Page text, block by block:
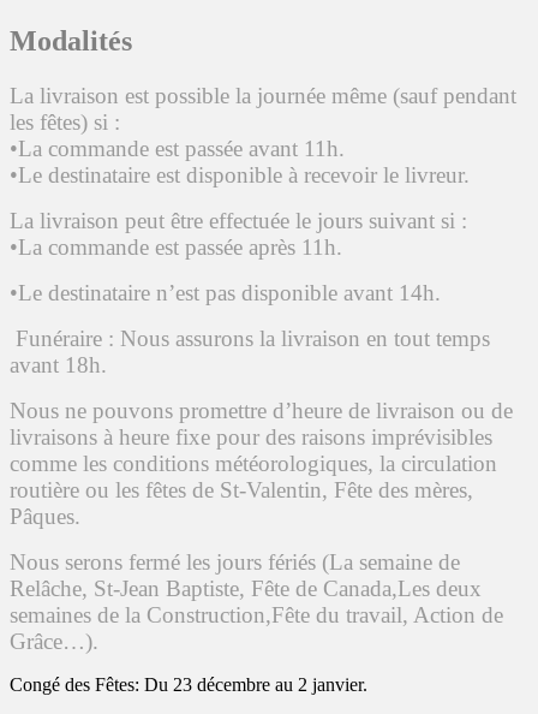
Modalités
La livraison est possible la journée même (sauf pendant
les fêtes) si :
•La commande est passée avant 11h.
•Le destinataire est disponible à recevoir le livreur.
La livraison peut être effectuée le jours suivant si :
•La commande est passée après 11h.
•Le destinataire n’est pas disponible avant 14h.
Funéraire : Nous assurons la livraison en tout temps
avant 18h.
Nous ne pouvons promettre d’heure de livraison ou de
livraisons à heure fixe pour des raisons imprévisibles
comme les conditions météorologiques, la circulation
routière ou les fêtes de St-Valentin, Fête des mères,
Pâques.
Nous serons fermé les jours fériés (La semaine de
Relâche, St-Jean Baptiste, Fête de Canada,Les deux
semaines de la Construction,Fête du travail, Action de
Grâce…).
Congé des Fêtes: Du 23 décembre au 2 janvier.